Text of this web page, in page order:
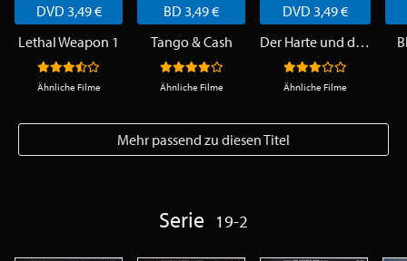
DVD 3,49 €
Lethal Weapon 1
Ähnliche Filme
BD 3,49 €
Tango & Cash
Ähnliche Filme
DVD 3,49 €
Der Harte und der Zarte
Ähnliche Filme
Mehr passend zu diesen Titel
Serie 19-2